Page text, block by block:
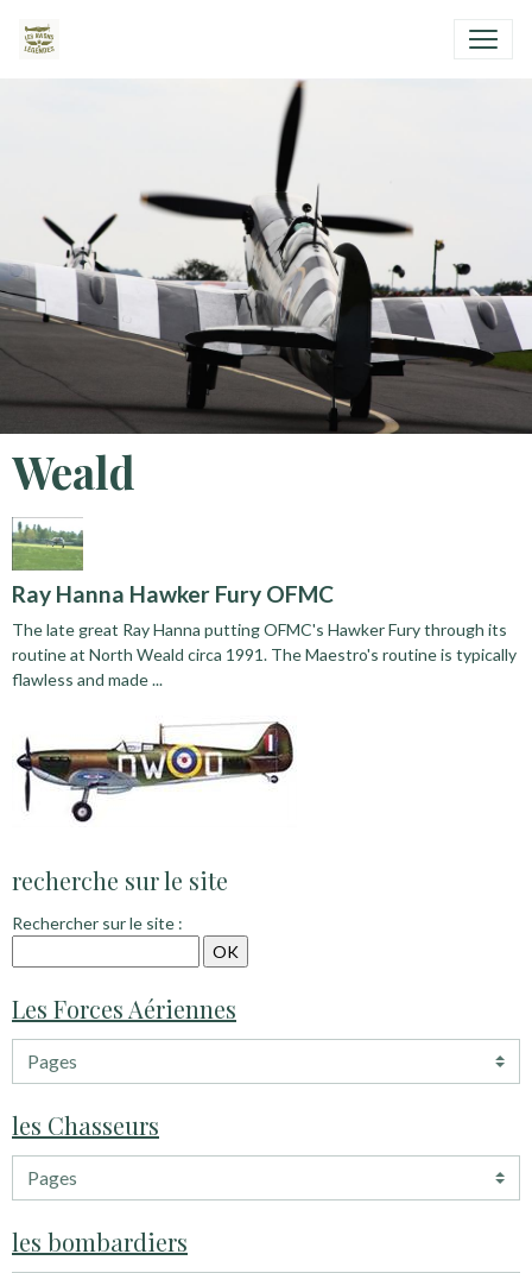
Weald
Ray Hanna Hawker Fury OFMC
The late great Ray Hanna putting OFMC's Hawker Fury through its
routine at North Weald circa 1991. The Maestro's routine is typically
flawless and made ...
recherche sur le site
Rechercher sur le site :
Les Forces Aériennes
les Chasseurs
les bombardiers